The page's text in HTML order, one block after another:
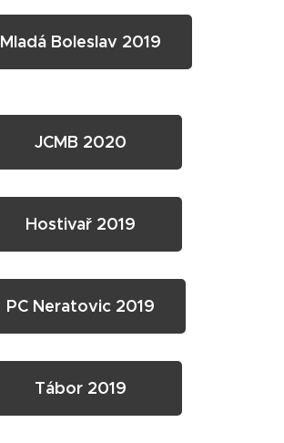
Mladá Boleslav 2019
JCMB 2020
Hostivař 2019
PC Neratovic 2019
Tábor 2019